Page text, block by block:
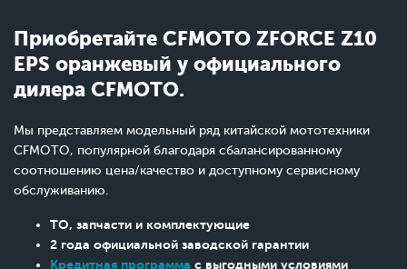
Приобретайте CFMOTO ZFORCE Z10
EPS оранжевый у официального
дилера CFMOTO.
Мы представляем модельный ряд китайской мототехники
CFMOTO, популярной благодаря сбалансированному
соотношению цена/качество и доступному сервисному
обслуживанию.
ТО, запчасти и комплектующие
2 года официальной заводской гарантии
Кредитная программа с выгодными условиями